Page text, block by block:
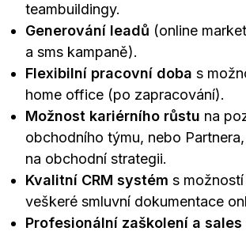
teambuildingy.
Generování leadů (online
a sms kampaně).
Flexibilní pracovní doba s
home office (po zapracování).
Možnost kariérního růstu na
obchodního týmu, nebo
na obchodní strategii.
Kvalitní CRM systém s
veškeré smluvní dokumentace
Profesionální zaškolení a